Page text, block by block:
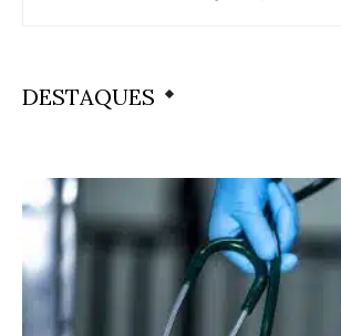
DESTAQUES